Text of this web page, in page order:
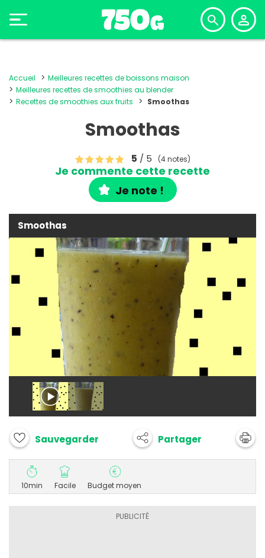
Accueil
Meilleures recettes de boissons maison
Meilleures recettes de smoothies au blender
Recettes de smoothies aux fruits
Smoothas
Smoothas
5 / 5 (4 notes)
Je commente cette recette
Je note !
Smoothas
Sauvegarder Partager
10min Facile Budget moyen